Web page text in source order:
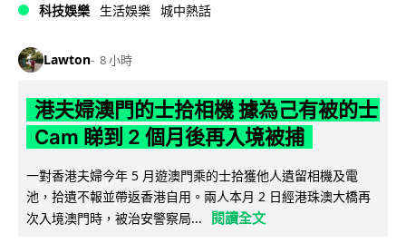
科技娛樂 生活娛樂 城中熱話
Lawton 8 小時
港夫婦澳門的士拾相機 據為己有被的士
Cam 睇到 2 個月後再入境被捕
一對香港夫婦今年 5 月遊澳門乘的士拾獲他人遺留相機及電
池，拾遺不報並帶返香港自用。兩人本月 2 日經港珠澳大橋再
次入境澳門時，被治安警察局...
閱讀全文